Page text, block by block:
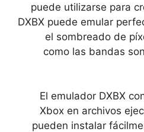
puede utilizarse
DXBX puede emular
el sombreado
como las bandas
El emulador
Xbox en archivos
pueden instalar